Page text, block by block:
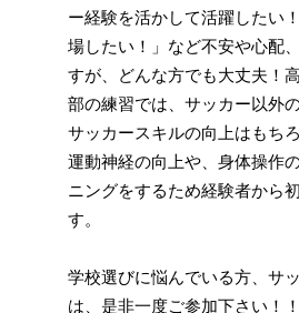
ー経験を活かして活躍したい
場したい！」など不安や心配
すが、どんな方でも大丈夫！
部の練習では、サッカー以外
サッカースキルの向上はもち
運動神経の向上や、身体操作
ニングをするため経験者から
す。
学校選びに悩んでいる方、サ
は、是非一度ご参加下さい！！